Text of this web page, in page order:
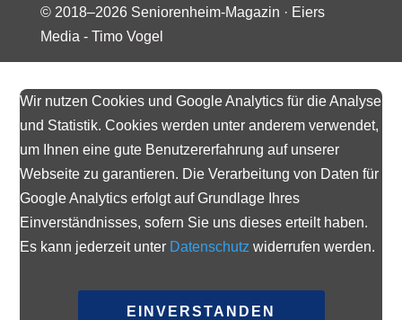
© 2018–2026Seniorenheim-Magazin · Eiers
Media - Timo Vogel
Wir nutzen Cookies und Google Analytics für die Analyse
und Statistik. Cookies werden unter anderem verwendet,
um Ihnen eine gute Benutzererfahrung auf unserer
Webseite zu garantieren. Die Verarbeitung von Daten für
Google Analytics erfolgt auf Grundlage Ihres
Einverständnisses, sofern Sie uns dieses erteilt haben.
Es kann jederzeit unter Datenschutz widerrufen werden.
EINVERSTANDEN